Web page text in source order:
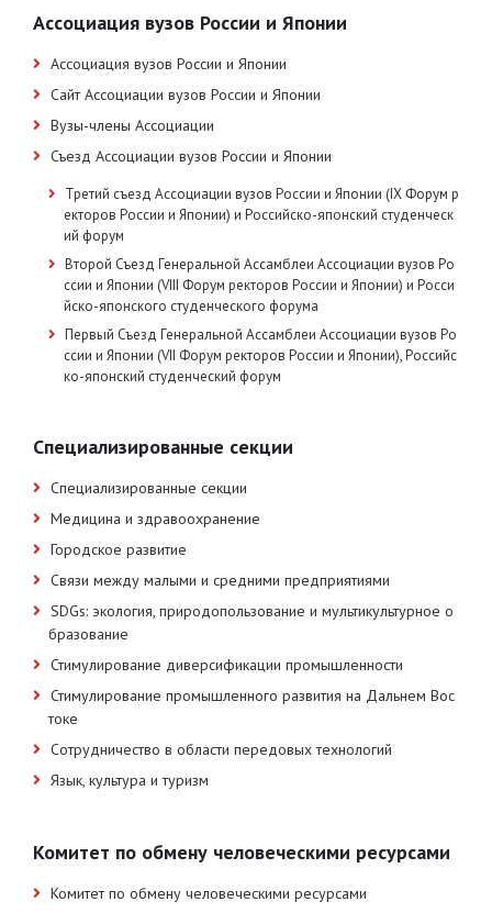
Ассоциация вузов России и Японии
Ассоциация вузов России и Японии
Сайт Ассоциации вузов России и Японии
Вузы-члены Ассоциации
Съезд Ассоциации вузов России и Японии
Третий съезд Ассоциации вузов России и Японии (IX Форум р
екторов России и Японии) и Российско-японский студенческ
ий форум
Второй Съезд Генеральной Ассамблеи Ассоциации вузов Ро
ссии и Японии (VIII Форум ректоров России и Японии) и Росси
йско-японского студенческого форума
Первый Съезд Генеральной Ассамблеи Ассоциации вузов Ро
ссии и Японии (VII Форум ректоров России и Японии), Российс
ко-японский студенческий форум
Специализированные секции
Специализированные секции
Медицина и здравоохранение
Городское развитие
Связи между малыми и средними предприятиями
SDGs: экология, природопользование и мультикультурное о
бразование
Стимулирование диверсификации промышленности
Стимулирование промышленного развития на Дальнем Вос
токе
Сотрудничество в области передовых технологий
Язык, культура и туризм
Комитет по обмену человеческими ресурсами
Комитет по обмену человеческими ресурсами